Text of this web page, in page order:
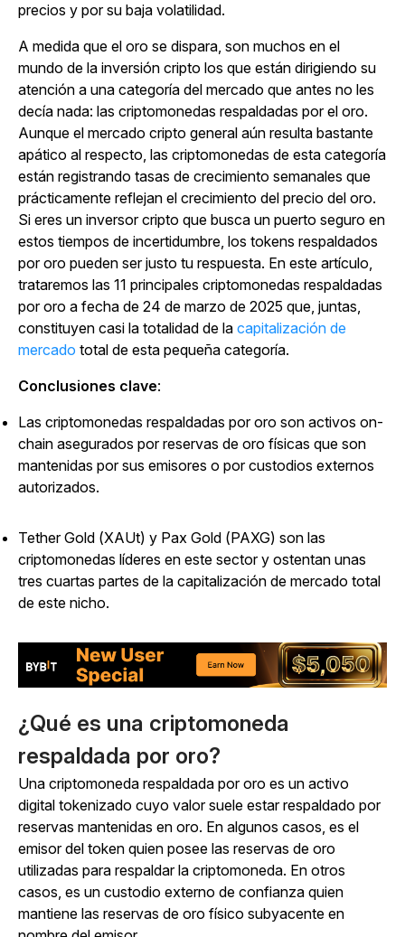
precios y por su baja volatilidad.
A medida que el oro se dispara, son muchos en el
mundo de la inversión cripto los que están dirigiendo su
atención a una categoría del mercado que antes no les
decía nada: las criptomonedas respaldadas por el oro.
Aunque el mercado cripto general aún resulta bastante
apático al respecto, las criptomonedas de esta categoría
están registrando tasas de crecimiento semanales que
prácticamente reflejan el crecimiento del precio del oro.
Si eres un inversor cripto que busca un puerto seguro en
estos tiempos de incertidumbre, los tokens respaldados
por oro pueden ser justo tu respuesta. En este artículo,
trataremos las 11 principales criptomonedas respaldadas
por oro a fecha de 24 de marzo de 2025 que, juntas,
constituyen casi la totalidad de la capitalización de
mercado total de esta pequeña categoría.
Conclusiones clave:
Las criptomonedas respaldadas por oro son activos on-
chain asegurados por reservas de oro físicas que son
mantenidas por sus emisores o por custodios externos
autorizados.
Tether Gold (XAUt) y Pax Gold (PAXG) son las
criptomonedas líderes en este sector y ostentan unas
tres cuartas partes de la capitalización de mercado total
de este nicho.
¿Qué es una criptomoneda
respaldada por oro?
Una criptomoneda respaldada por oro es un activo
digital tokenizado cuyo valor suele estar respaldado por
reservas mantenidas en oro. En algunos casos, es el
emisor del token quien posee las reservas de oro
utilizadas para respaldar la criptomoneda. En otros
casos, es un custodio externo de confianza quien
mantiene las reservas de oro físico subyacente en